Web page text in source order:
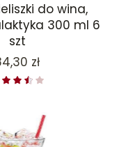
do wina,
300 ml 6
szt
zł